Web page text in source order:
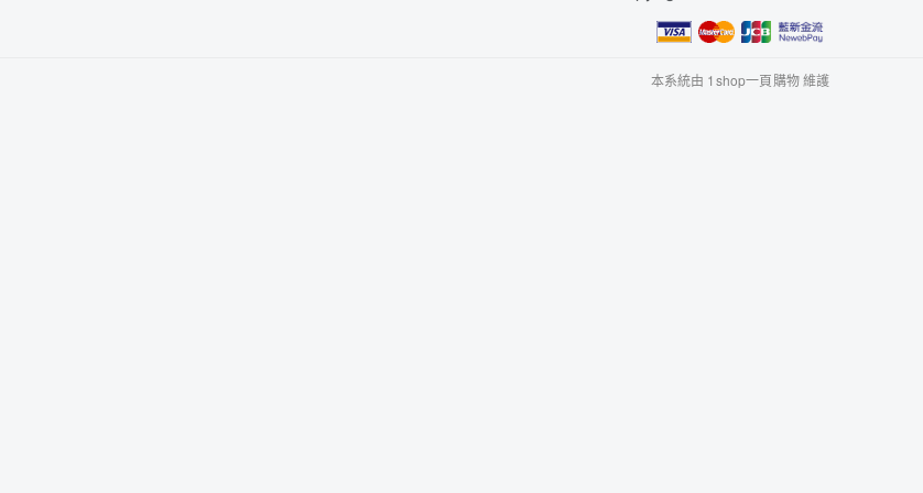
本系統由 1shop一頁購物維護